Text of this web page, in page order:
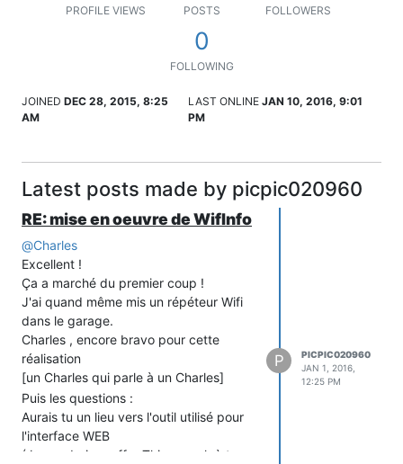
PROFILE VIEWS POSTS FOLLOWERS
0
FOLLOWING
JOINED DEC 28, 2015, 8:25
AM
LAST ONLINE JAN 10, 2016, 9:01
PM
Latest posts made by picpic020960
RE: mise en oeuvre de WifInfo
@Charles
Excellent !
Ça a marché du premier coup !
J'ai quand même mis un répéteur Wifi
dans le garage.
Charles , encore bravo pour cette
réalisation
[un Charles qui parle à un Charles]
Puis les questions :
Aurais tu un lieu vers l'outil utilisé pour
l'interface WEB
(Je voudrais greffer Thingspeak à ton
P
PICPIC020960
JAN 1, 2016,
12:25 PM